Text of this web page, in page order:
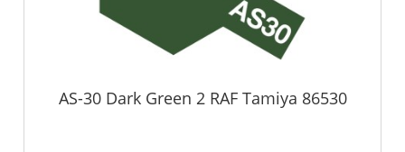
AS-30 Dark Green 2 RAF Tamiya 86530